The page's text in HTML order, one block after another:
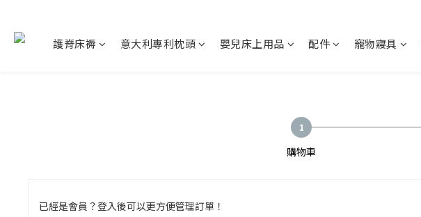
護脊床褥 意大利專利枕頭 嬰兒床上用品 配件 寵物寢具
1
購物車
已經是會員？登入後可以更方便管理訂單！